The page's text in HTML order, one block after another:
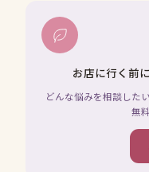
お店に行く前
どんな悩みを相談した
無